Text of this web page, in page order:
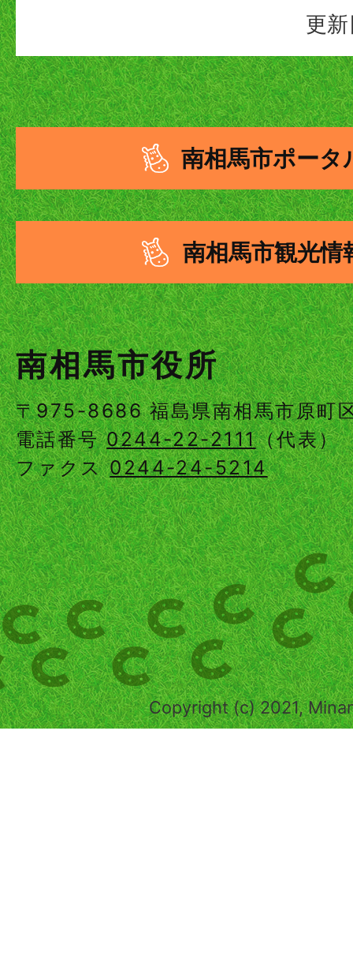
更
南相馬市ポータ
南相馬市観光情
南相馬市役所
〒975-8686 福島県南相馬市原町
電話番号0244-22-2111（代表）
ファクス0244-24-5214
Copyright (c) 2021,